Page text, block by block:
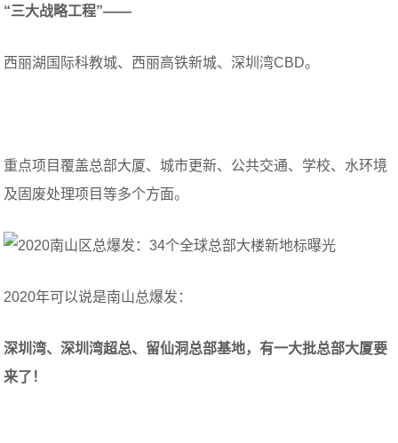
“三大战略工程”——
西丽湖国际科教城、西丽高铁新城、深圳湾CBD。
重点项目覆盖总部大厦、城市更新、公共交通、学校、水环境
及固废处理项目等多个方面。
2020年可以说是南山总爆发：
深圳湾、深圳湾超总、留仙洞总部基地，有一大批总部大厦要
来了！